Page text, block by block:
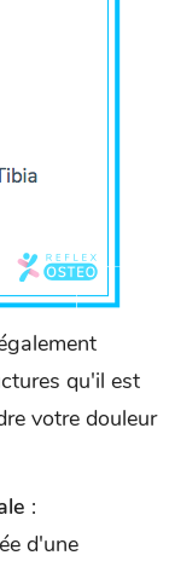
qu'il est
votre douleur
:
d'une